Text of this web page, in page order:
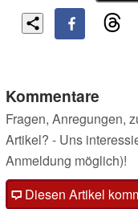
Kommentare
Fragen, Anregungen,
Artikel? - Uns
Anmeldung möglich)!
Diesen Artikel